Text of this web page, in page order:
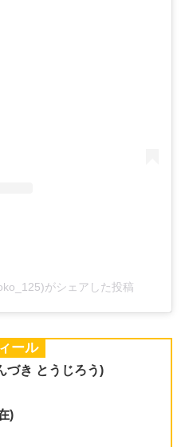
がシェアした投稿
ール
き とうじろう)
)